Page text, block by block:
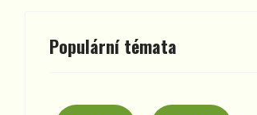
Populární témata